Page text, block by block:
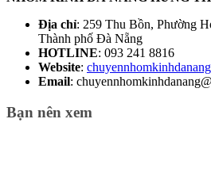
Địa chỉ: 259 Thu Bồn, Phường
Thành phố Đà Nẵng
HOTLINE: 093 241 8816
Website:
Email:
Bạn nên xem